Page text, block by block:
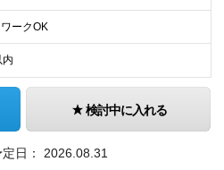
ークOK
内
検討中に入れる
日： 2026.08.31